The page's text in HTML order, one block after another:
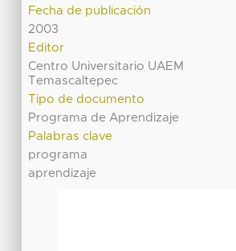
Fecha de publicación
2003
Editor
Centro Universitario UAEM
Temascaltepec
Tipo de documento
Programa de Aprendizaje
Palabras clave
programa
aprendizaje